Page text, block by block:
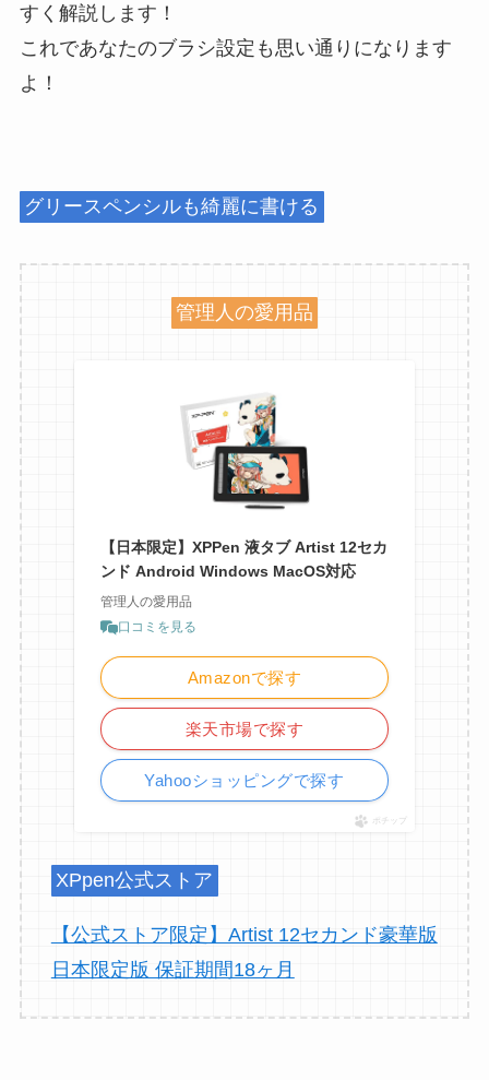
すく解説します！
これであなたのブラシ設定も思い通りになります
よ！
グリースペンシルも綺麗に書ける
管理人の愛用品
【日本限定】XPPen 液タブ Artist 12セカ
ンド Android Windows MacOS対応
管理人の愛用品
口コミを見る
Amazonで探す
楽天市場で探す
Yahooショッピングで探す
ポチップ
XPpen公式ストア
【公式ストア限定】Artist 12セカンド豪華版
日本限定版 保証期間18ヶ月